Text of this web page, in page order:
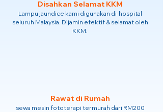
Disahkan Selamat KKM
Lampu jaundice kami digunakan di hospital
seluruh Malaysia. Dijamin efektif & selamat oleh
KKM.
Rawat di Rumah
sewa mesin fototerapi termurah dari RM200